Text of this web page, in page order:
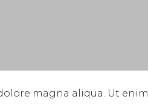
magna aliqua. Ut enim